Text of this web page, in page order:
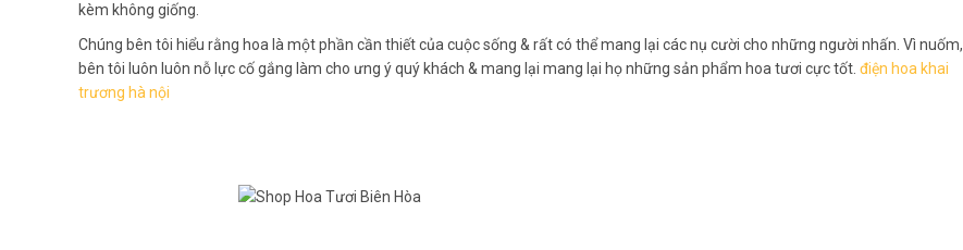
kèm không giống.
Chúng bên tôi hiểu rằng hoa là một phần cần thiết của cuộc sống & rất có thể mang lại các nụ cười cho những người nhấn. Vì nuốm,
bên tôi luôn luôn nỗ lực cố gắng làm cho ưng ý quý khách & mang lại mang lại họ những sản phẩm hoa tươi cực tốt. điện hoa khai
trương hà nội